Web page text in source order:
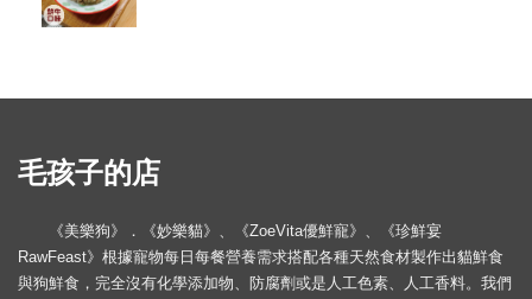
毛孩子的店
《美樂狗》．《妙樂貓》、《ZoeVita優鮮寵》、《珍鮮宴
RawFeast》根據寵物每日每餐營養需求搭配各種天然食材製作出貓鮮食
與狗鮮食，完全沒有化學添加物、防腐劑或是人工色素、人工香料。我們